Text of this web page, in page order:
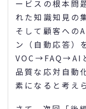
ービスの根本問
れた知識知見の
そして顧客への
ン（自動応答）
VOC→FAQ→AI
品質な応対自動
素になると考え